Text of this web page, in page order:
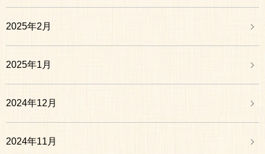
2025年2月
2025年1月
2024年12月
2024年11月